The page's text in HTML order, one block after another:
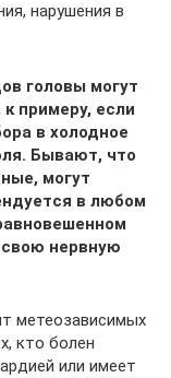
нарушения в
головы могут
примеру, если
в холодное
Бывают, что
могут
в любом
нервную
метеозависимых
кто болен
или имеет